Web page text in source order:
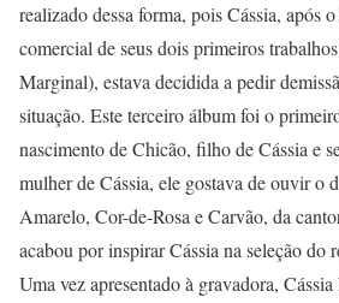
realizado dessa forma, pois Cássia, após
comercial de seus dois primeiros
Marginal), estava decidida a pedir
situação. Este terceiro álbum foi o
nascimento de Chicão, filho de Cássia e
mulher de Cássia, ele gostava de ouvir o
Amarelo, Cor-de-Rosa e Carvão, da
acabou por inspirar Cássia na seleção do
Uma vez apresentado à gravadora,